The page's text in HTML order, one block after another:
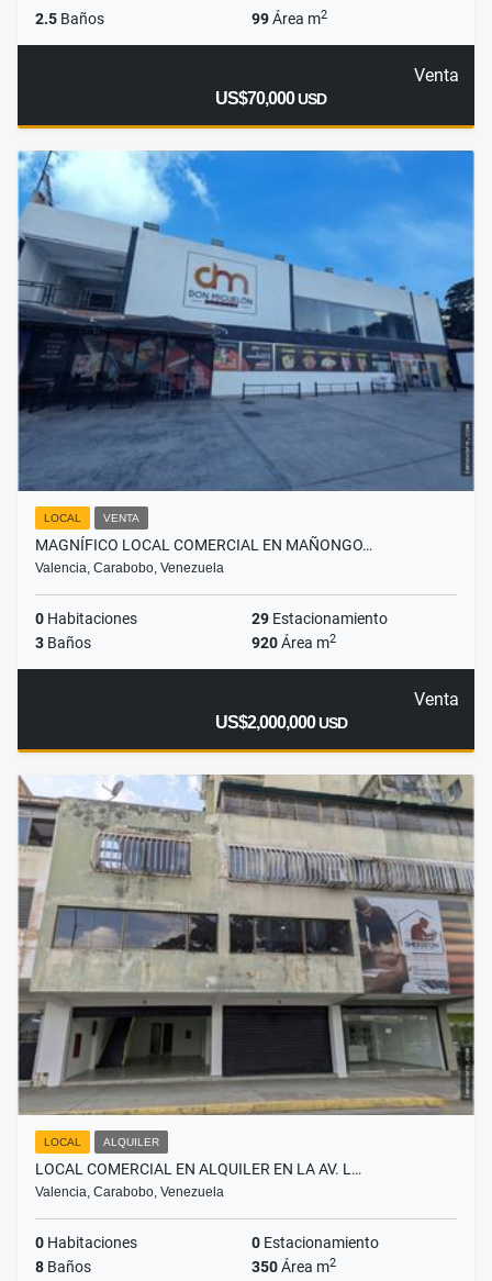
2.5 Baños 99Área m2
Venta
US$70,000USD
LOCAL VENTA
MAGNÍFICO LOCAL COMERCIAL EN MAÑONGO…
Valencia, Carabobo, Venezuela
0 Habitaciones 29 Estacionamiento
3 Baños 920Área m2
Venta
US$2,000,000USD
LOCAL ALQUILER
LOCAL COMERCIAL EN ALQUILER EN LA AV. L…
Valencia, Carabobo, Venezuela
0 Habitaciones 0 Estacionamiento
8 Baños 350Área m2